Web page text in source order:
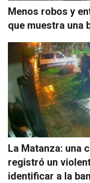
Menos robos y
que muestra una
La Matanza: una
registró un
identificar a la